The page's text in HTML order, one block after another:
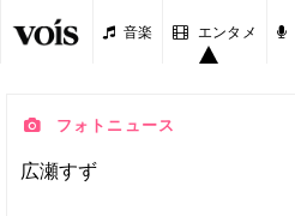
音楽 エンタメ
フォトニュース
広瀬すず